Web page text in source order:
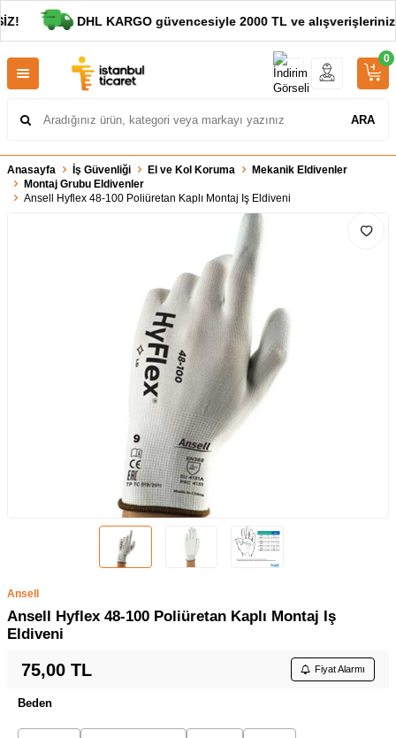
DHL KARGO güvencesiyle 2000 TL ve
ARA
0
Anasayfa İş Güvenliği El ve Kol Koruma
Mekanik Eldivenler
Montaj Grubu Eldivenler
Ansell Hyflex 48-100 Poliüretan Kaplı Montaj Iş Eldiveni
Ansell
Ansell Hyflex 48-100 Poliüretan Kaplı Montaj Iş
Eldiveni
75,00 TL Fiyat Alarmı
Beden